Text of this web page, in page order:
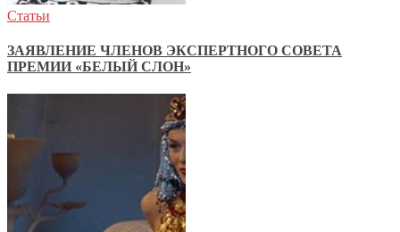
Статьи
ЗАЯВЛЕНИЕ ЧЛЕНОВ ЭКСПЕРТНОГО СОВЕТА
ПРЕМИИ «БЕЛЫЙ СЛОН»